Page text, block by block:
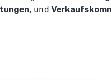
und